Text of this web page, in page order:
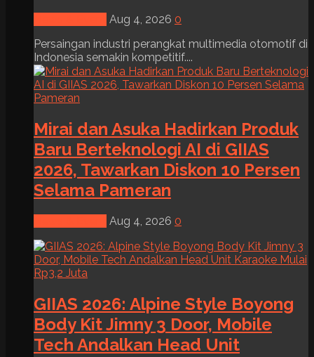
Aug 4, 2026 0
Persaingan industri perangkat multimedia otomotif di
Indonesia semakin kompetitif....
Mirai dan Asuka Hadirkan Produk
Baru Berteknologi AI di GIIAS
2026, Tawarkan Diskon 10 Persen
Selama Pameran
Aug 4, 2026 0
GIIAS 2026: Alpine Style Boyong
Body Kit Jimny 3 Door, Mobile
Tech Andalkan Head Unit